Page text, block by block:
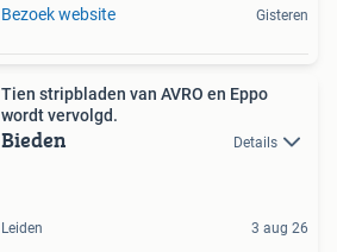
Bezoek website Gisteren
Tien stripbladen van AVRO en Eppo
wordt vervolgd.
Bieden Details
Leiden 3 aug 26